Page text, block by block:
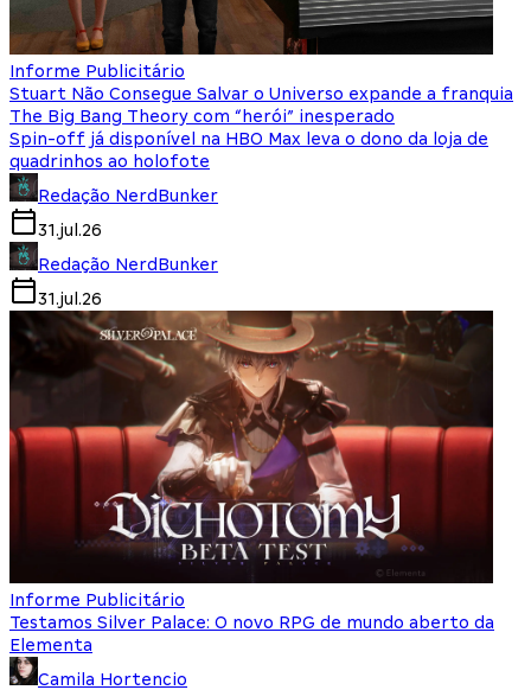
Informe Publicitário
Stuart Não Consegue Salvar o Universo expande a franquia
The Big Bang Theory com “herói” inesperado
Spin-off já disponível na HBO Max leva o dono da loja de
quadrinhos ao holofote
Redação NerdBunker
31.jul.26
Redação NerdBunker
31.jul.26
Informe Publicitário
Testamos Silver Palace: O novo RPG de mundo aberto da
Elementa
Camila Hortencio